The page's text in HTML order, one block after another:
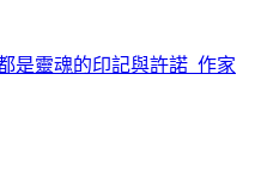
是靈魂的印記與許諾_作家